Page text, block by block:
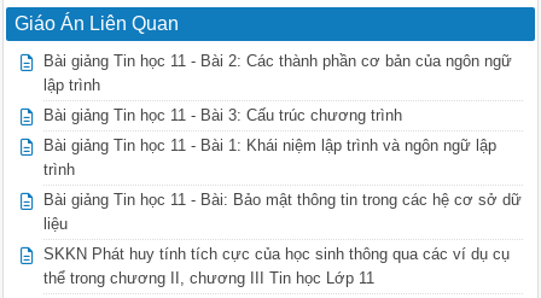
Hỏi số trâu đứng, trâu nằm, trâu già?
Gọi số trâu đứng, trâu nằm, trâu già BiÕn kÝ tù S
lần lượt là x, y, z.
Hãy xác định kiểu của các biến x, y, z?
BiÕn l«gic S Bài toán 3:
Giải phương trình bậc hai sau:
ax2 + bx + c = 0
Với a, b, c nguyên. Hãy khai báo biến
cho bài toán trên.
Var a, b, c, D: integer;
x: real;
Giáo Án Liên Quan
Bài giảng Tin học 11 - Bài 2: Các thành phần cơ bản của ngôn ngữ
lập trình
Bài giảng Tin học 11 - Bài 3: Cấu trúc chương trình
Bài giảng Tin học 11 - Bài 1: Khái niệm lập trình và ngôn ngữ lập
trình
Bài giảng Tin học 11 - Bài: Bảo mật thông tin trong các hệ cơ sở dữ
liệu
SKKN Phát huy tính tích cực của học sinh thông qua các ví dụ cụ
thể trong chương II, chương III Tin học Lớp 11